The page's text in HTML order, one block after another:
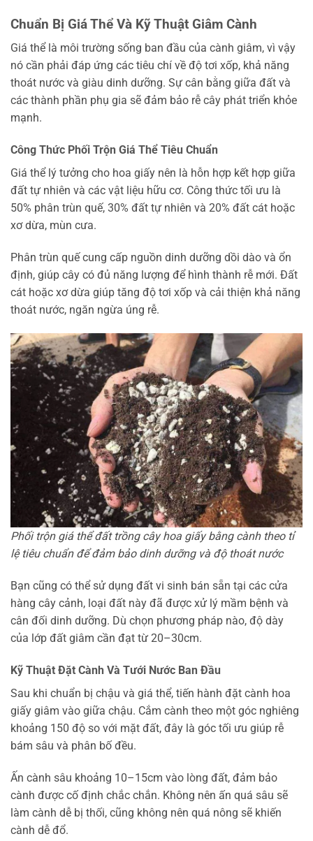
Chuẩn Bị Giá Thể Và Kỹ Thuật Giâm Cành
Giá thể là môi trường sống ban đầu của cành giâm, vì vậy
nó cần phải đáp ứng các tiêu chí về độ tơi xốp, khả năng
thoát nước và giàu dinh dưỡng. Sự cân bằng giữa đất và
các thành phần phụ gia sẽ đảm bảo rễ cây phát triển khỏe
mạnh.
Công Thức Phối Trộn Giá Thể Tiêu Chuẩn
Giá thể lý tưởng cho hoa giấy nên là hỗn hợp kết hợp giữa
đất tự nhiên và các vật liệu hữu cơ. Công thức tối ưu là
50% phân trùn quế, 30% đất tự nhiên và 20% đất cát hoặc
xơ dừa, mùn cưa.
Phân trùn quế cung cấp nguồn dinh dưỡng dồi dào và ổn
định, giúp cây có đủ năng lượng để hình thành rễ mới. Đất
cát hoặc xơ dừa giúp tăng độ tơi xốp và cải thiện khả năng
thoát nước, ngăn ngừa úng rễ.
Phối trộn giá thể đất trồng cây hoa giấy bằng cành theo tỉ
lệ tiêu chuẩn để đảm bảo dinh dưỡng và độ thoát nước
Bạn cũng có thể sử dụng đất vi sinh bán sẵn tại các cửa
hàng cây cảnh, loại đất này đã được xử lý mầm bệnh và
cân đối dinh dưỡng. Dù chọn phương pháp nào, độ dày
của lớp đất giâm cần đạt từ 20–30cm.
Kỹ Thuật Đặt Cành Và Tưới Nước Ban Đầu
Sau khi chuẩn bị chậu và giá thể, tiến hành đặt cành hoa
giấy giâm vào giữa chậu. Cắm cành theo một góc nghiêng
khoảng 150 độ so với mặt đất, đây là góc tối ưu giúp rễ
bám sâu và phân bố đều.
Ấn cành sâu khoảng 10–15cm vào lòng đất, đảm bảo
cành được cố định chắc chắn. Không nên ấn quá sâu sẽ
làm cành dễ bị thối, cũng không nên quá nông sẽ khiến
cành dễ đổ.